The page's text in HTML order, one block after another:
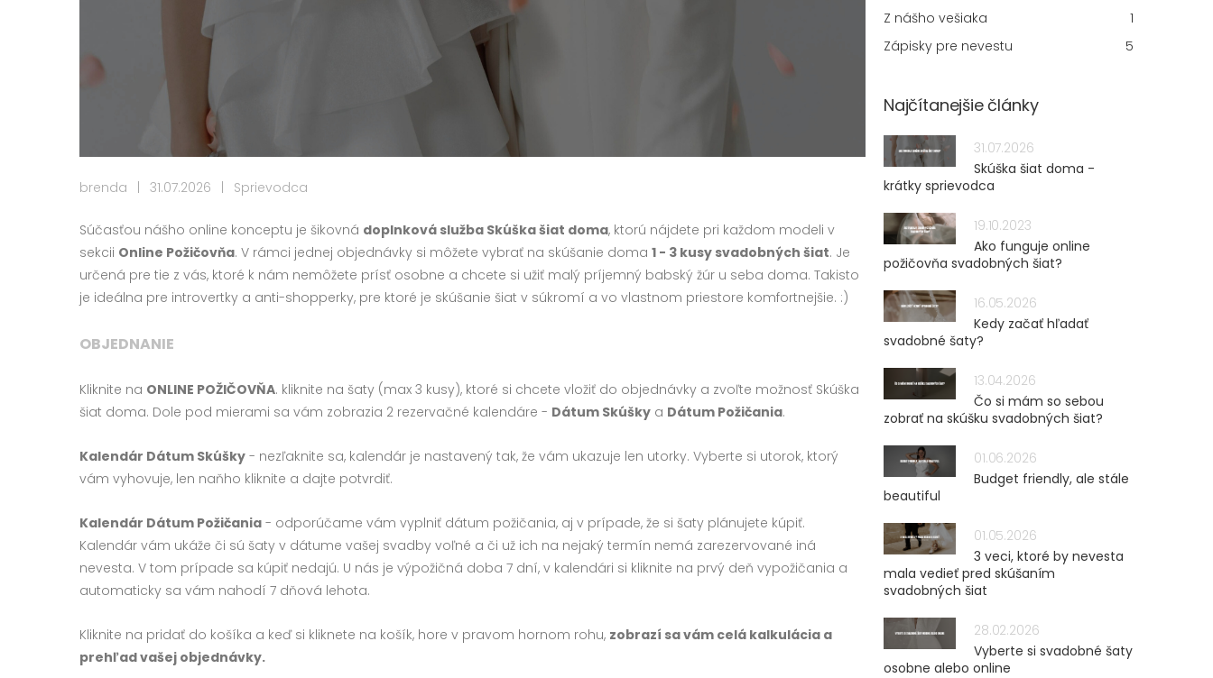
brenda | 31.07.2026 | Sprievodca
Súčasťou nášho online konceptu je šikovná doplnková služba Skúška šiat doma, ktorú nájdete pri každom modeli v
sekcii Online Požičovňa. V rámci jednej objednávky si môžete vybrať na skúšanie doma 1 - 3 kusy svadobných šiat. Je
určená pre tie z vás, ktoré k nám nemôžete prísť osobne a chcete si užiť malý príjemný babský žúr u seba doma. Takisto
je ideálna pre introvertky a anti-shopperky, pre ktoré je skúšanie šiat v súkromí a vo vlastnom priestore komfortnejšie. :)
OBJEDNANIE
Kliknite na ONLINE POŽIČOVŇA. kliknite na šaty (max 3 kusy), ktoré si chcete vložiť do objednávky a zvoľte možnosť Skúška
šiat doma. Dole pod mierami sa vám zobrazia 2 rezervačné kalendáre - Dátum Skúšky a Dátum Požičania.
Kalendár Dátum Skúšky - nezľaknite sa, kalendár je nastavený tak, že vám ukazuje len utorky. Vyberte si utorok, ktorý
vám vyhovuje, len naňho kliknite a dajte potvrdiť.
Kalendár Dátum Požičania - odporúčame vám vyplniť dátum požičania, aj v prípade, že si šaty plánujete kúpiť.
Kalendár vám ukáže či sú šaty v dátume vašej svadby voľné a či už ich na nejaký termín nemá zarezervované iná
nevesta. V tom prípade sa kúpiť nedajú. U nás je výpožičná doba 7 dní, v kalendári si kliknite na prvý deň vypožičania a
automaticky sa vám nahodí 7 dňová lehota.
Kliknite na pridať do košíka a keď si kliknete na košík, hore v pravom hornom rohu, zobrazí sa vám celá kalkulácia a
prehľad vašej objednávky.
Z nášho vešiaka
1
Zápisky pre nevestu
5
Najčítanejšie články
31.07.2026
Skúška šiat doma -
krátky sprievodca
19.10.2023
Ako funguje online
požičovňa svadobných šiat?
16.05.2026
Kedy začať hľadať
svadobné šaty?
13.04.2026
Čo si mám so sebou
zobrať na skúšku svadobných šiat?
01.06.2026
Budget friendly, ale stále
beautiful
01.05.2026
3 veci, ktoré by nevesta
mala vedieť pred skúšaním
svadobných šiat
28.02.2026
Vyberte si svadobné šaty
osobne alebo online